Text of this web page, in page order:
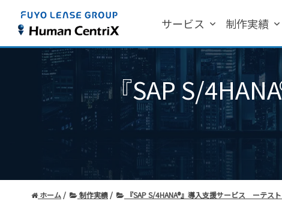
サービス 制作実績
『SAP S/
ホーム 制作実績 『SAP S/4HANA®』導入支援サービス ーテス